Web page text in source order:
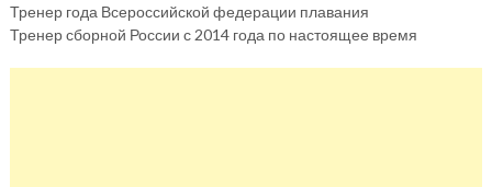
Тренер года Всероссийской федерации плавания
Тренер сборной России с 2014 года по настоящее время